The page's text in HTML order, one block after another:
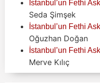
İstanbul’un Fethi
Seda Şimşek
İstanbul’un Fethi
Oğuzhan Doğan
İstanbul’un Fethi
Merve Kılıç